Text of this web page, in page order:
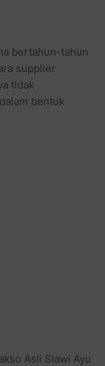
bertahun-tahun
supplier
tidak
bentuk
Asli Slawi Ayu